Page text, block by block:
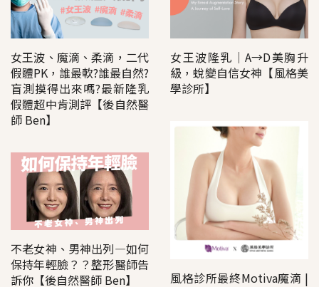
女王波、魔滴、柔滴，二代
假體PK，誰最軟?誰最自然?
盲測摸得出來嗎?最新隆乳
假體超中肯測評【後自然醫
師 Ben】
女王波隆乳｜A→D美胸升
級，蛻變自信女神【風格美
學診所】
風格診所最終Motiva魔滴 |
不老女神、男神出列―如何
保持年輕臉？？整形醫師告
訴你【後自然醫師 Ben】